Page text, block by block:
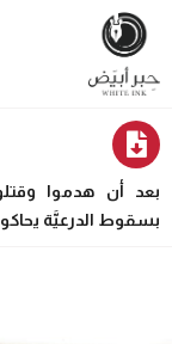
بسقوط الدرعيَّة يحاكون